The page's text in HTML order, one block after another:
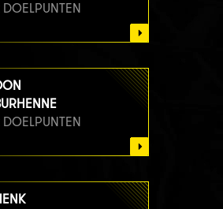
DOELPUNTEN
DOELPUNTEN